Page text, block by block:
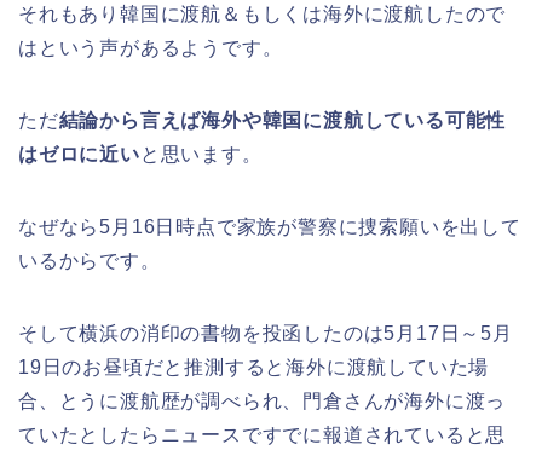
それもあり韓国に渡航＆もしくは海外に渡航したので
はという声があるようです。
ただ結論から言えば海外や韓国に渡航している可能性
はゼロに近いと思います。
なぜなら5月16日時点で家族が警察に捜索願いを出して
いるからです。
そして横浜の消印の書物を投函したのは5月17日～5月
19日のお昼頃だと推測すると海外に渡航していた場
合、とうに渡航歴が調べられ、門倉さんが海外に渡っ
ていたとしたらニュースですでに報道されていると思